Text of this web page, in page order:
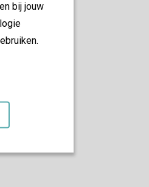
bij jouw